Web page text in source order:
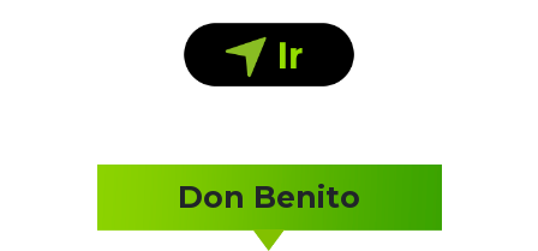
Don Benito